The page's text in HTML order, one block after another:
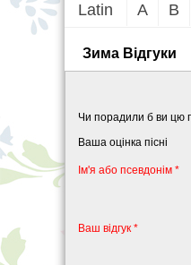
Latin
A B
Зима Вiдгуки
Чи порадили б ви цю
Ваша оцінка пісні
Iм'я або псевдонiм *
Ваш відгук *